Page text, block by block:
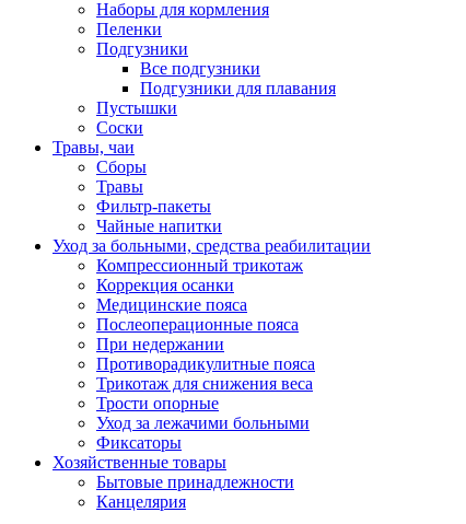
Наборы для кормления
Пеленки
Подгузники
Все подгузники
Подгузники для плавания
Пустышки
Соски
Травы, чаи
Сборы
Травы
Фильтр-пакеты
Чайные напитки
Уход за больными, средства реабилитации
Компрессионный трикотаж
Коррекция осанки
Медицинские пояса
Послеоперационные пояса
При недержании
Противорадикулитные пояса
Трикотаж для снижения веса
Трости опорные
Уход за лежачими больными
Фиксаторы
Хозяйственные товары
Бытовые принадлежности
Канцелярия